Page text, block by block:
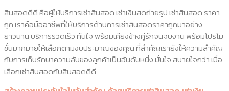
สินสอดดีดี คือผู้ให้บริการเช่าสินสอดเช่าเงินสดถ่ายรูปเช่าสินสอด ราคา
ถูกเราคือมืออาชีพที่ให้บริการด้านการเช่าสินสอดราคาถูกมาอย่าง
ยาวนาน บริการรวดเร็ว ทันใจ พร้อมเคียงข้างคู่รักจนจบงาน พร้อมโปรโม
ชั่นมากมายให้เลือกตามงบประมาณของคุณ ที่สำคัญเรายังให้ความสำคัญ
กับการเก็บรักษาความลับของลูกค้าเป็นอันดับหนึ่ง มั่นใจ สบายใจกว่า เมื่อ
เลือกเช่าสินสอดกับสินสอดดีดี